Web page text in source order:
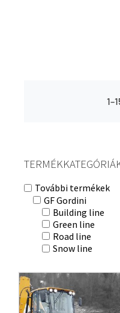
További termékek
GF Gordini
Building line
Green line
Road line
Snow line